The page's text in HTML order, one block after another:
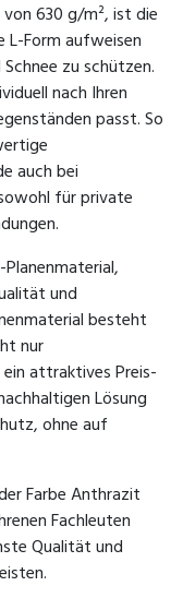
630 g/m², ist die
L-Form aufweisen
zu schützen.
nach Ihren
passt. So
auch bei
für private
und
besteht
nur
attraktives Preis-
Lösung
ohne auf
Farbe Anthrazit
Fachleuten
Qualität und